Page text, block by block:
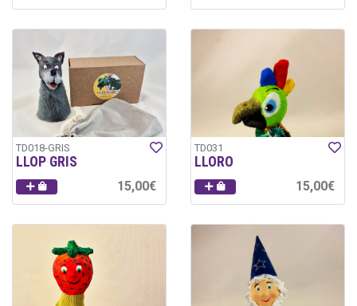
TD018-GRIS
LLOP GRIS
15,00€
TD031
LLORO
15,00€